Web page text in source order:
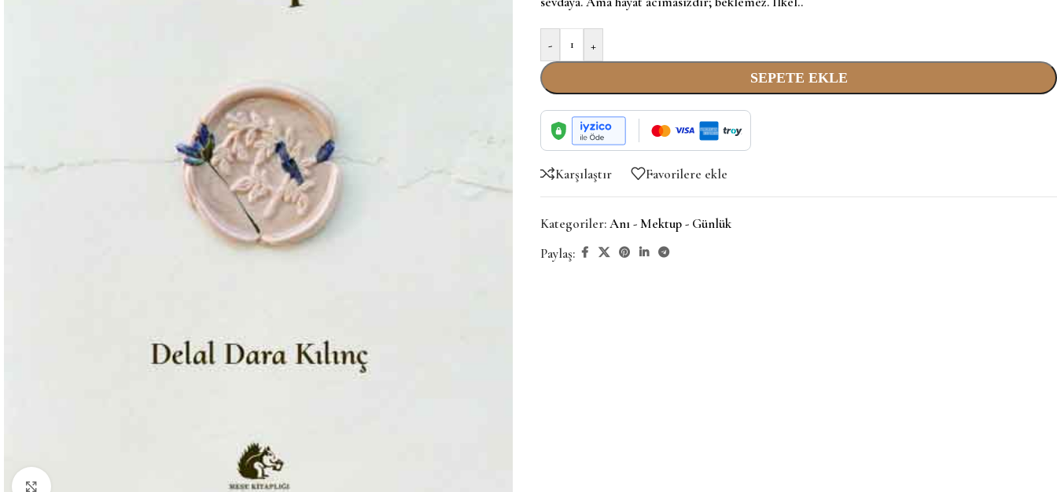
- +
SEPETE EKLE
Karşılaştır Favorilere ekle
Kategoriler:Anı - Mektup - Günlük
Paylaş: